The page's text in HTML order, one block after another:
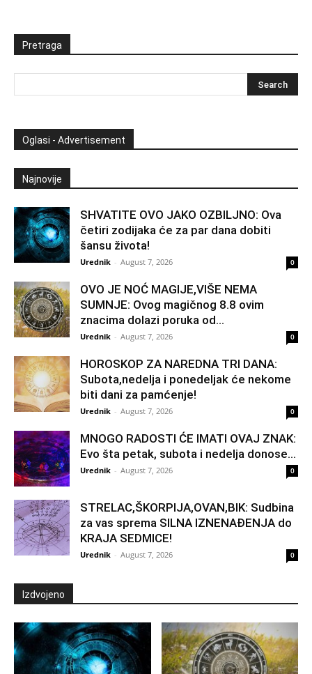
Pretraga
Oglasi - Advertisement
Najnovije
SHVATITE OVO JAKO OZBILJNO: Ova
četiri zodijaka će za par dana dobiti
šansu života!
Urednik - August 7, 2026 0
OVO JE NOĆ MAGIJE,VIŠE NEMA
SUMNJE: Ovog magičnog 8.8 ovim
znacima dolazi poruka od...
Urednik - August 7, 2026 0
HOROSKOP ZA NAREDNA TRI DANA:
Subota,nedelja i ponedeljak će nekome
biti dani za pamćenje!
Urednik - August 7, 2026 0
MNOGO RADOSTI ĆE IMATI OVAJ ZNAK:
Evo šta petak, subota i nedelja donose...
Urednik - August 7, 2026 0
STRELAC,ŠKORPIJA,OVAN,BIK: Sudbina
za vas sprema SILNA IZNENAĐENJA do
KRAJA SEDMICE!
Urednik - August 7, 2026 0
Izdvojeno